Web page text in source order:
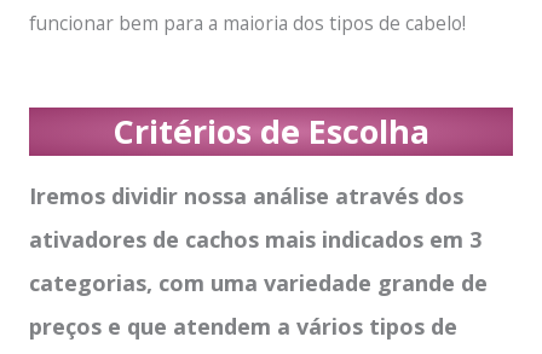
funcionar bem para a maioria dos tipos de cabelo!
Critérios de Escolha
Iremos dividir nossa análise através dos
ativadores de cachos mais indicados em 3
categorias, com uma variedade grande de
preços e que atendem a vários tipos de